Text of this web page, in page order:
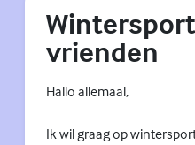
vrienden
Hallo allemaal,
Ik wil graag op